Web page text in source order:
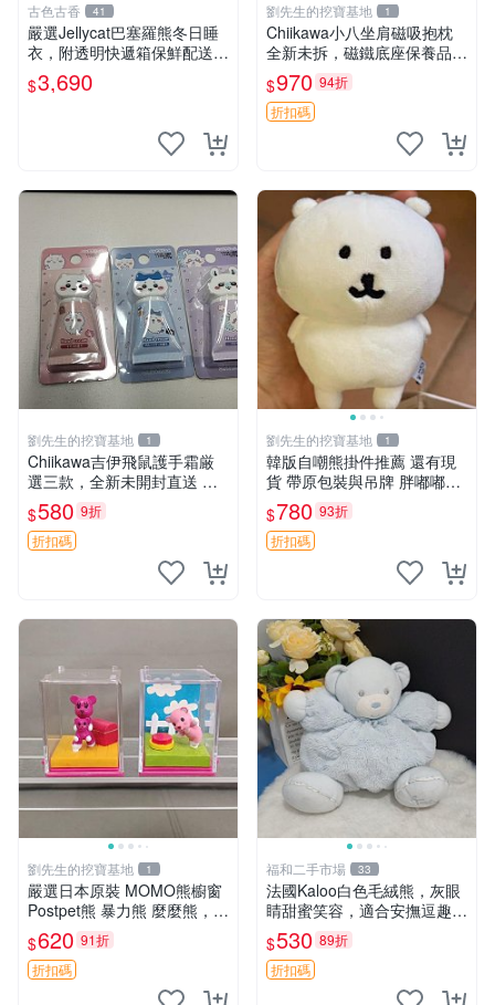
古色古香 41
嚴選Jellycat巴塞羅熊冬日睡
衣，附透明快遞箱保鮮配送，
童趣可愛可收藏 巴塞羅熊 睡
衣 透明袋
$3,690
劉先生的挖寶基地 1
Chiikawa小八坐肩磁吸抱枕
全新未拆，磁鐵底座保養品專
用 磁鐵 磁吸 抱枕
$970 94折
折扣碼
劉先生的挖寶基地 1
Chiikawa吉伊飛鼠護手霜厳
選三款，全新未開封直送 飛
鼠 護手霜 吉伊三款 新貨
$580 9折
折扣碼
劉先生的挖寶基地 1
韓版自嘲熊掛件推薦 還有現
貨 帶原包裝與吊牌 胖嘟嘟超
可愛 毛絨手感佳 小熊掛件 自
嘲抱枕 小熊抱枕
$780 93折
折扣碼
劉先生的挖寶基地 1
嚴選日本原裝 MOMO熊櫥窗
Postpet熊 暴力熊 麼麼熊，實
物精緻收藏無損，二手誠意出
售 暴力熊 MOMO熊 日本版
櫥趣熊熊偶
$620 91折
折扣碼
福和二手市場 33
法國Kaloo白色毛絨熊，灰眼
睛甜蜜笑容，適合安撫逗趣可
愛，柔軟面料手感佳。14 白
色安撫熊 毛絨玩具 寶寶逗樂
具
$530 89折
折扣碼